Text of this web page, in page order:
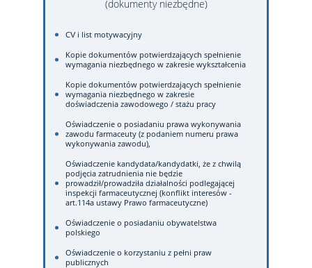
(dokumenty niezbędne)
CV i list motywacyjny
Kopie dokumentów potwierdzających spełnienie
wymagania niezbędnego w zakresie wykształcenia
Kopie dokumentów potwierdzających spełnienie
wymagania niezbędnego w zakresie
doświadczenia zawodowego / stażu pracy
Oświadczenie o posiadaniu prawa wykonywania
zawodu farmaceuty (z podaniem numeru prawa
wykonywania zawodu),
Oświadczenie kandydata/kandydatki, że z chwilą
podjęcia zatrudnienia nie będzie
prowadził/prowadziła działalności podlegającej
inspekcji farmaceutycznej (konflikt interesów -
art.114a ustawy Prawo farmaceutyczne)
Oświadczenie o posiadaniu obywatelstwa
polskiego
Oświadczenie o korzystaniu z pełni praw
publicznych